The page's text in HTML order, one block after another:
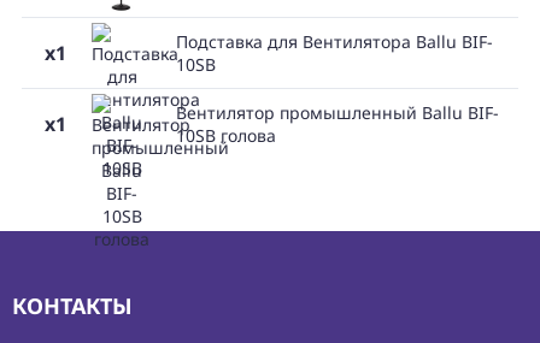
x1
Подставка для Вентилятора Ballu BIF-
10SB
x1
Вентилятор промышленный Ballu BIF-
10SB голова
КОНТАКТЫ